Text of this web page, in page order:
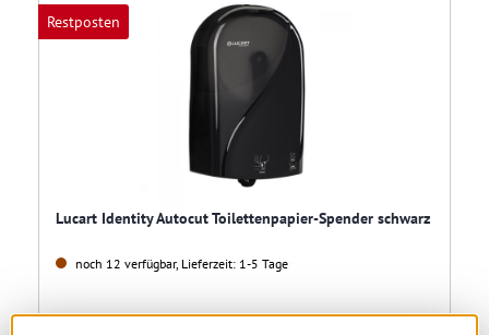
Restposten
Lucart Identity Autocut Toilettenpapier-Spender schwarz
noch 12 verfügbar, Lieferzeit: 1-5 Tage
38,84 € *